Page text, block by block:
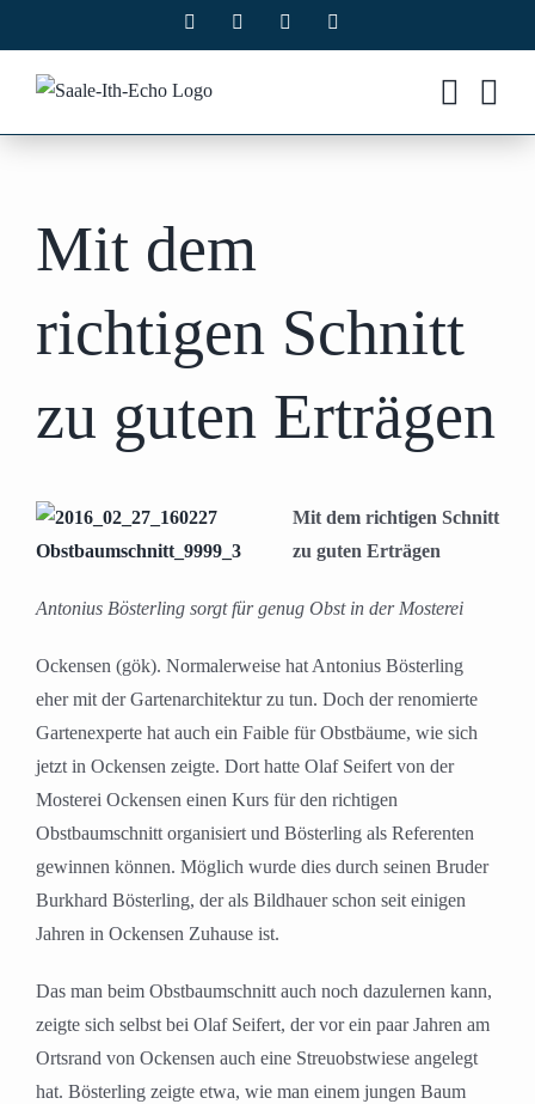
Inhalt
springen
Facebook Instagram
Mit dem
richtigen Schnitt
zu guten Erträgen
Mit dem richtigen Schnitt
zu guten Erträgen
Antonius Bösterling sorgt für genug Obst in der Mosterei
Ockensen (gök). Normalerweise hat Antonius Bösterling
eher mit der Gartenarchitektur zu tun. Doch der renomierte
Gartenexperte hat auch ein Faible für Obstbäume, wie sich
jetzt in Ockensen zeigte. Dort hatte Olaf Seifert von der
Mosterei Ockensen einen Kurs für den richtigen
Obstbaumschnitt organisiert und Bösterling als Referenten
gewinnen können. Möglich wurde dies durch seinen Bruder
Burkhard Bösterling, der als Bildhauer schon seit einigen
Jahren in Ockensen Zuhause ist.
Das man beim Obstbaumschnitt auch noch dazulernen kann,
zeigte sich selbst bei Olaf Seifert, der vor ein paar Jahren am
Ortsrand von Ockensen auch eine Streuobstwiese angelegt
hat. Bösterling zeigte etwa, wie man einem jungen Baum